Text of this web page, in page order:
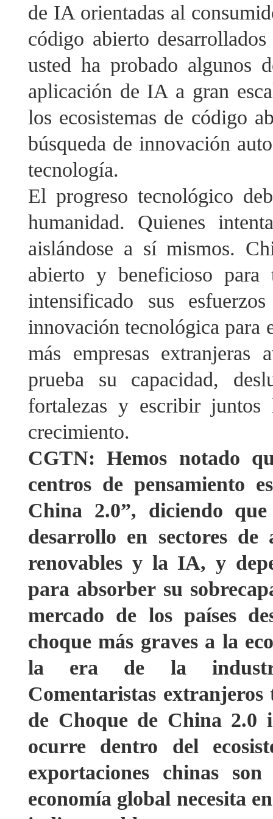
de IA orientadas al
código abierto
usted ha probado algunos
aplicación de IA a gran
los ecosistemas de código
búsqueda de innovación
tecnología.
El progreso tecnológico
humanidad. Quienes
aislándose a sí mismos.
abierto y beneficioso
intensificado sus
innovación tecnológica para
más empresas extranjeras
prueba su capacidad,
fortalezas y escribir
crecimiento.
CGTN: Hemos notado
centros de pensamiento
China 2.0”, diciendo
desarrollo en sectores de
renovables y la IA, y
para absorber su
mercado de los países
choque más graves a la
la era de la
Comentaristas
de Choque de China 2.0
ocurre dentro del
exportaciones chinas
economía global necesita